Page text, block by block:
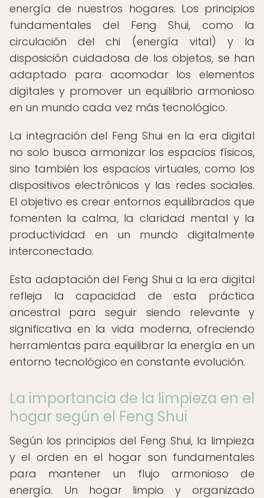
energía de nuestros hogares. Los principios
fundamentales del Feng Shui, como la
circulación del chi (energía vital) y la
disposición cuidadosa de los objetos, se han
adaptado para acomodar los elementos
digitales y promover un equilibrio armonioso
en un mundo cada vez más tecnológico.
La integración del Feng Shui en la era digital
no solo busca armonizar los espacios físicos,
sino también los espacios virtuales, como los
dispositivos electrónicos y las redes sociales.
El objetivo es crear entornos equilibrados que
fomenten la calma, la claridad mental y la
productividad en un mundo digitalmente
interconectado.
Esta adaptación del Feng Shui a la era digital
refleja la capacidad de esta práctica
ancestral para seguir siendo relevante y
significativa en la vida moderna, ofreciendo
herramientas para equilibrar la energía en un
entorno tecnológico en constante evolución.
La importancia de la limpieza en el
hogar según el Feng Shui
Según los principios del Feng Shui, la limpieza
y el orden en el hogar son fundamentales
para mantener un flujo armonioso de
energía. Un hogar limpio y organizado